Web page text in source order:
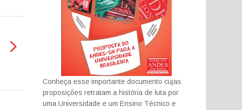
Conheça esse importante documento cujas
proposições retratam a história de luta por
uma Universidade e um Ensino Técnico e